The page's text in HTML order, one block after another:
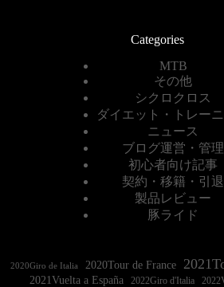
Categories
MTB
その他
シクロクロス
ダイエット・トレー
ニュース
ブログ運営・管理
初心者向け記事
契約・移籍・引退
製品レビュー
豚ライド
2020Giro de Italia 2020Tour de France
2021Vuelta a España